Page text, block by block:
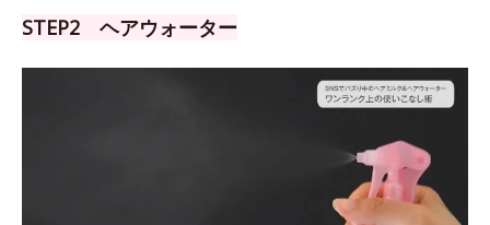
STEP2 ヘアウォーター